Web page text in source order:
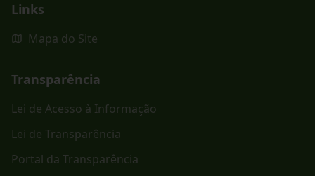
Links
Mapa do Site
Transparência
Lei de Acesso à Informação
Lei de Transparência
Portal da Transparência